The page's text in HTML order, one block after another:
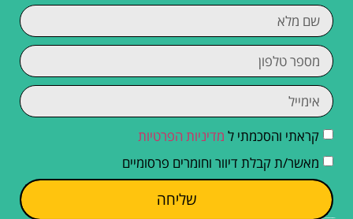
קראתי והסכמתי ל מדיניות הפרטיות
מאשר/ת קבלת דיוור וחומרים פרסומיים
שליחה